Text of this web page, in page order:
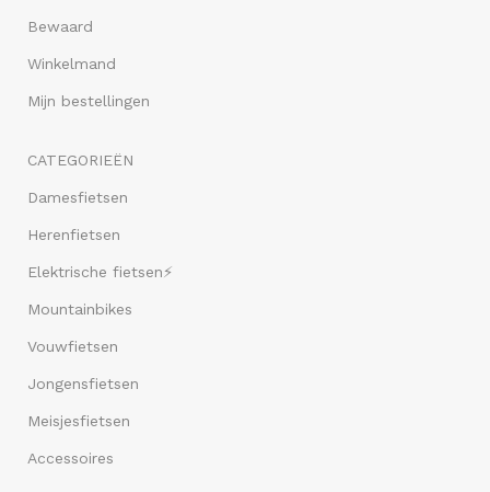
Bewaard
Winkelmand
Mijn bestellingen
CATEGORIEËN
Damesfietsen
Herenfietsen
Elektrische fietsen⚡
Mountainbikes
Vouwfietsen
Jongensfietsen
Meisjesfietsen
Accessoires